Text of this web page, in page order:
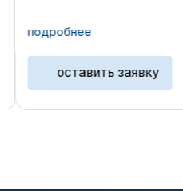
трубопроводов). Легкость и
рамного кольца ...
подробнее
оставить заявку